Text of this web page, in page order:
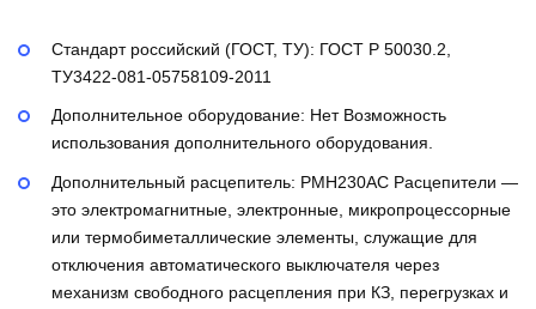
Стандарт российский (ГОСТ, ТУ): ГОСТ Р 50030.2,
ТУ3422-081-05758109-2011
Дополнительное оборудование: Нет Возможность
использования дополнительного оборудования.
Дополнительный расцепитель: РМН230AC Расцепители —
это электромагнитные, электронные, микропроцессорные
или термобиметаллические элементы, служащие для
отключения автоматического выключателя через
механизм свободного расцепления при КЗ, перегрузках и